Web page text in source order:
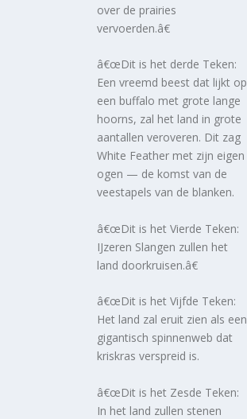
over de prairies
vervoerden.â€
â€œDit is het derde Teken:
Een vreemd beest dat lijkt op
een buffalo met grote lange
hoorns, zal het land in grote
aantallen veroveren. Dit zag
White Feather met zijn eigen
ogen — de komst van de
veestapels van de blanken.
â€œDit is het Vierde Teken:
IJzeren Slangen zullen het
land doorkruisen.â€
â€œDit is het Vijfde Teken:
Het land zal eruit zien als een
gigantisch spinnenweb dat
kriskras verspreid is.
â€œDit is het Zesde Teken:
In het land zullen stenen